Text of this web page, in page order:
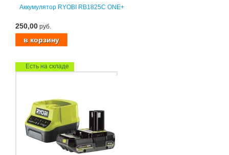
Аккумулятор RYOBI RB1825C ONE+
250,00 руб.
Есть на складе